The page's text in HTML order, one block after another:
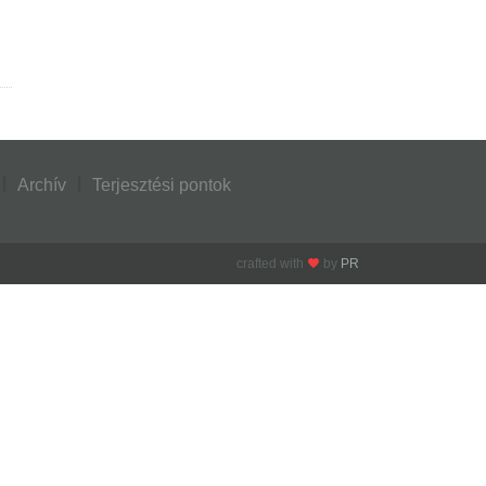
Archív Terjesztési pontok
crafted with by PR